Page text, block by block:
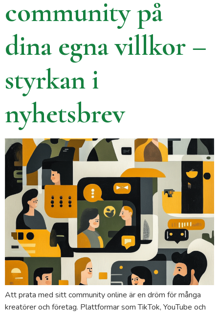
community på
dina egna villkor –
styrkan i
nyhetsbrev
Att prata med sitt community online är en dröm för många
kreatörer och företag. Plattformar som TikTok, YouTube och